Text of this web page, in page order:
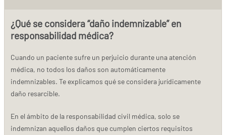
¿Qué se considera “daño indemnizable” en
responsabilidad médica?
Cuando un paciente sufre un perjuicio durante una atención
médica, no todos los daños son automáticamente
indemnizables. Te explicamos qué se considera jurídicamente
daño resarcible.
En el ámbito de la responsabilidad civil médica, solo se
indemnizan aquellos daños que cumplen ciertos requisitos